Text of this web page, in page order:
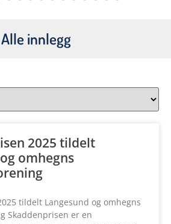
Alle innlegg
2025 tildelt
omhegns
tildelt Langesund og omhegns
Skaddenprisen er en